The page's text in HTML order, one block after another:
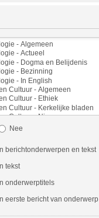
Nee
berichtonderwerpen en tekst
tekst
onderwerptitels
eerste bericht van onderwerp